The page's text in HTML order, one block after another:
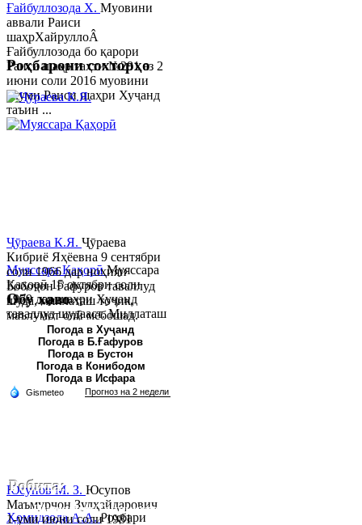
Ғайбуллозода Х. Муовини
аввали Раиси
шаҳрХайруллоÂ
Ғайбуллозода бо қарори
Раиси шаҳр таҳти №281 аз 2
июни соли 2016 муовини
якуми Раиси шаҳри Хуҷанд
таъин ...
Муяссара ҚаҳорӣМуяссара
Қаҳорӣ 15 октябри соли
1979 дар шаҳри Хуҷанд
таваллуд шудааст. Миллаташ
тоҷик. Маълумот олӣ. Соли
2002 Донишгоҳи давлатии
Хуҷанд ба...
Ҳомидзода А.А.Роҳбари
Роҳбарони сохторҳо
Ҷӯраева К.Я. Ҷӯраева
Кибриё Яҳёевна 9 сентябри
соли 1966 дар ноҳияи
Бобоҷон Ғафуров таваллуд
шуда, миллаташ тоҷик,
маълумот олӣ мебошад.
Соли 1997 Донишг...
Юсупов М. З. Юсупов
Маъмурҷон Зулҳайдарович
1-уми июни соли 1981
Обу хаво
Погода в Хуҷанд
Погода в Б.Ғафуров
Погода в Бустон
Погода в Конибодом
Погода в Исфара
Робита:
Ҷумҳурии Тоҷикистон, вилояти Суғд,